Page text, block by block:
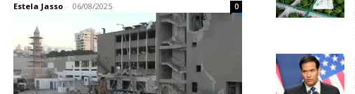
Estela Jasso - 06/08/2025 0